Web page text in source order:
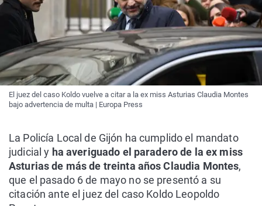
El juez del caso Koldo vuelve a citar a la ex miss Asturias Claudia Montes
bajo advertencia de multa | Europa Press
La Policía Local de Gijón ha cumplido el mandato
judicial y ha averiguado el paradero de la ex miss
Asturias de más de treinta años Claudia Montes,
que el pasado 6 de mayo no se presentó a su
citación ante el juez del caso Koldo Leopoldo